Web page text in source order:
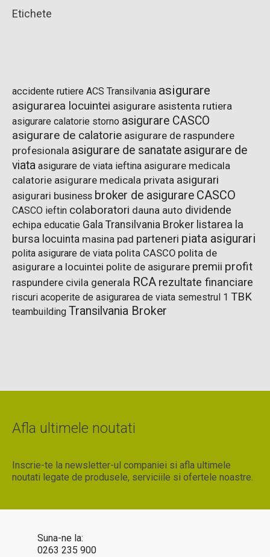
Etichete
accidente rutiere ACS Transilvania asigurare
asigurarea locuintei asigurare asistenta rutiera
asigurare calatorie storno asigurare CASCO
asigurare de calatorie asigurare de raspundere
profesionala asigurare de sanatate asigurare de
viata asigurare de viata ieftina asigurare medicala
calatorie asigurare medicala privata asigurari
asigurari business broker de asigurare CASCO
CASCO ieftin colaboratori dauna auto dividende
echipa educatie Gala Transilvania Broker listarea la
bursa locuinta masina pad parteneri piata asigurari
polita asigurare de viata polita CASCO polita de
asigurare a locuintei polite de asigurare premii profit
raspundere civila generala RCA rezultate financiare
riscuri acoperite de asigurarea de viata semestrul 1 TBK
teambuilding Transilvania Broker
Afla ultimele noutati
Inscrie-te la newsletter-ul companiei si afla ultimele
noutati legate de produsele, serviciile si ofertele noastre.
Suna-ne la:
0263 235 900